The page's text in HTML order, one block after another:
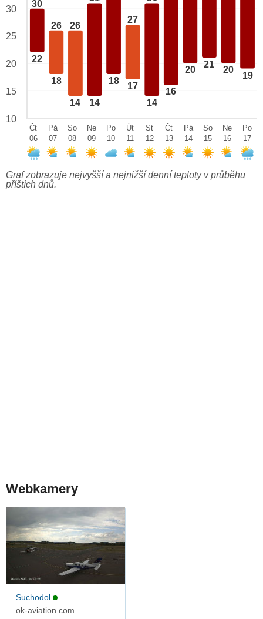
30
22
26
18
26
14 14
18
27
17
14
16
20
21
20
19
30
25
20
15
10
Čt
06
Pá
07
So
08
Ne
09
Po
10
Út
11
St
12
Čt
13
Pá
14
So
15
Ne
16
Po
17
Graf zobrazuje nejvyšší a nejnižší denní teploty v průběhu
příštích dnů.
Webkamery
Suchodol
ok-aviation.com